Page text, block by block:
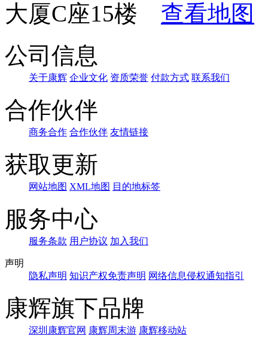
大厦C座15楼 查看地图
公司信息
关于康辉 企业文化 资质荣誉 付款方式 联系我们
合作伙伴
商务合作 合作伙伴 友情链接
获取更新
网站地图 XML地图 目的地标签
服务中心
服务条款 用户协议 加入我们
声明
隐私声明 知识产权免责声明 网络信息侵权通知指引
康辉旗下品牌
深圳康辉官网 康辉周末游 康辉移动站